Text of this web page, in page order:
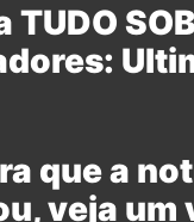
TUDO
que a
veja um